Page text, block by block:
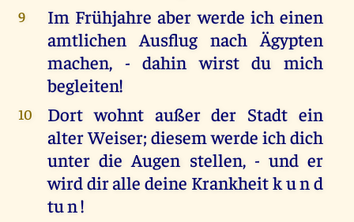
9
Im Frühjahre aber werde ich einen
amtlichen Ausflug nach Ägypten
machen, - dahin wirst du mich
begleiten!
10
Dort wohnt außer der Stadt ein
alter Weiser; diesem werde ich dich
unter die Augen stellen, - und er
wird dir alle deine Krankheit k u n d
tu n !